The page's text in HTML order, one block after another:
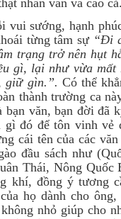
nhân văn và cao
vui sướng, hạnh
từng tâm sự “Đi
trạng trở nên hụt
gì, lại như vừa mất
giữ gìn.”. Có thể
thành trường ca
bạn văn, bạn đời đã
đó để tôn vinh vẻ
cái tên của các
đầu sách như
Thái, Nông
khí, đồng ý tương
họ dành cho ông,
nhỏ giúp cho